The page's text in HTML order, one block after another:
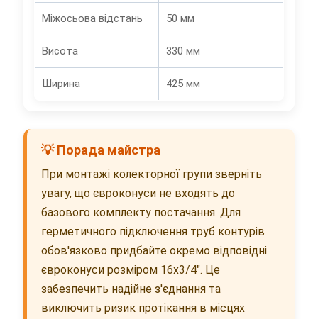
Міжосьова відстань 50 мм
Висота 330 мм
Ширина 425 мм
💡 Порада майстра
При монтажі колекторної групи зверніть
увагу, що євроконуси не входять до
базового комплекту постачання. Для
герметичного підключення труб контурів
обов'язково придбайте окремо відповідні
євроконуси розміром 16х3/4". Це
забезпечить надійне з'єднання та
виключить ризик протікання в місцях